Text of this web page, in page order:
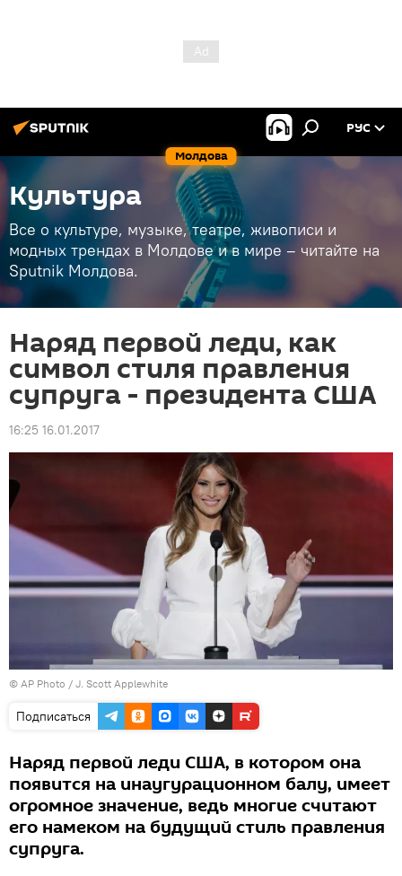
Молдова
РУС
Культура
Все о культуре, музыке, театре, живописи и
модных трендах в Молдове и в мире – читайте на
Sputnik Молдова.
Наряд первой леди, как
символ стиля правления
супруга - президента США
16:25 16.01.2017
© AP Photo / J. Scott Applewhite
Подписаться
Наряд первой леди США, в котором она
появится на инаугурационном балу, имеет
огромное значение, ведь многие считают
его намеком на будущий стиль правления
супруга.